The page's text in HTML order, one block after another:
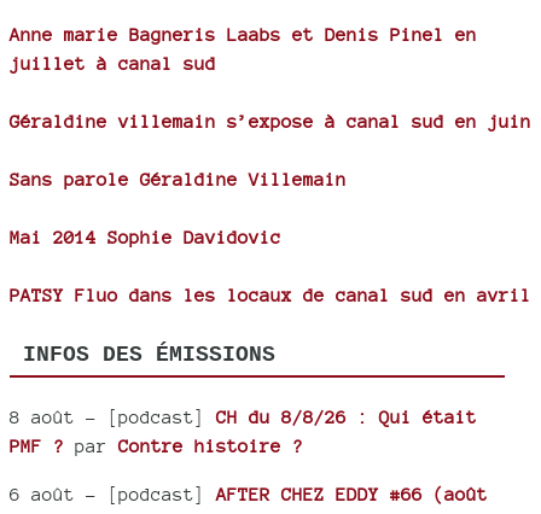
Anne marie Bagneris Laabs et Denis Pinel en
juillet à canal sud
Géraldine villemain s’expose à canal sud en juin
Sans parole Géraldine Villemain
Mai 2014 Sophie Davidovic
PATSY Fluo dans les locaux de canal sud en avril
INFOS DES ÉMISSIONS
8 août - [podcast]CH du 8/8/26 : Qui était
PMF ? parContre histoire ?
6 août - [podcast] AFTER CHEZ EDDY #66 (août